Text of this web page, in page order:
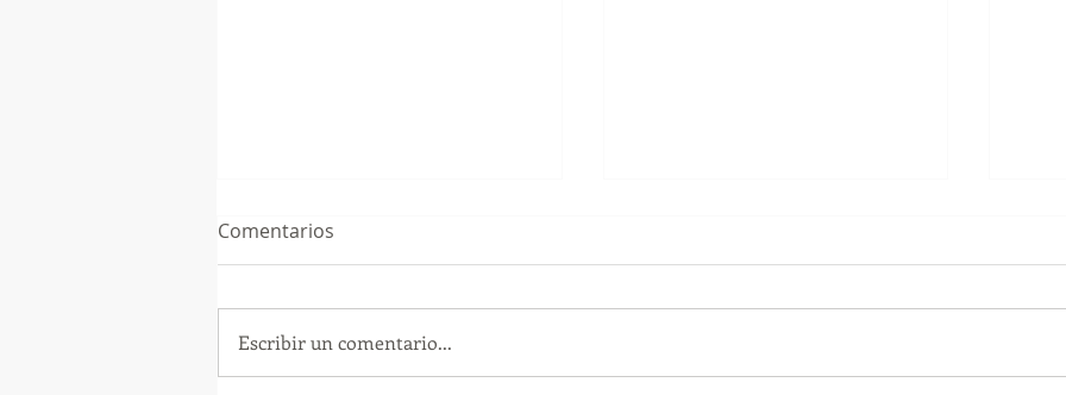
Comentarios
Escribir un comentario...